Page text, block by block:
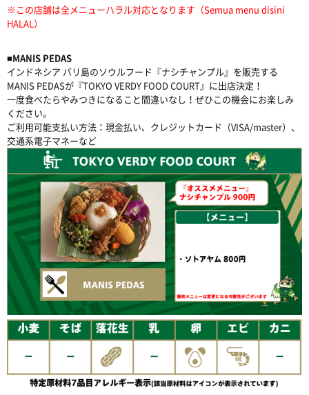
※この店舗は全メニューハラル対応となります（Semua menu disini
HALAL）
■MANIS PEDAS
インドネシア バリ島のソウルフード『ナシチャンプル』を販売する
MANIS PEDASが『TOKYO VERDY FOOD COURT』に出店決定！
一度食べたらやみつきになること間違いなし！ぜひこの機会にお楽しみ
ください。
ご利用可能支払い方法：現金払い、クレジットカード（VISA/master）、
交通系電子マネーなど